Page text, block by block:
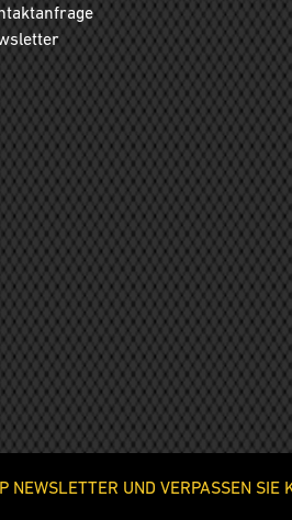
UND VERPASSEN SIE